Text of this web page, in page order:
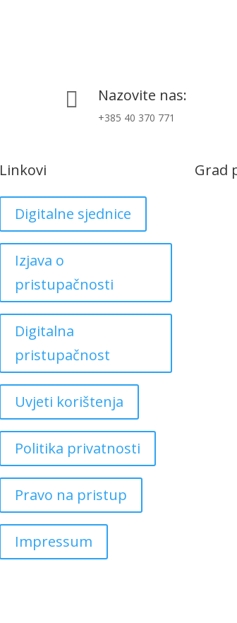
 Nazovite nas:
+385 40 370 771
Linkovi
Digitalne sjednice
Izjava o
pristupačnosti
Digitalna
pristupačnost
Uvjeti korištenja
Politika privatnosti
Pravo na pristup
Impressum
Grad